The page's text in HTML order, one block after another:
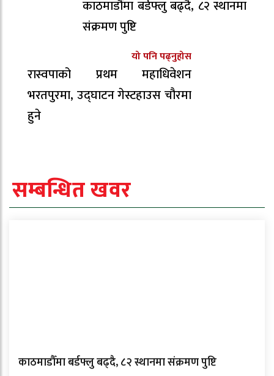
काठमाडौँमा बर्डफ्लु बढ्दै, ८२ स्थानमा
संक्रमण पुष्टि
यो पनि पढ्नुहोस
रास्वपाको प्रथम महाधिवेशन
भरतपुरमा, उद्घाटन गेस्टहाउस चौरमा
हुने
सम्बन्धित खवर
काठमाडौँमा बर्डफ्लु बढ्दै, ८२ स्थानमा संक्रमण पुष्टि